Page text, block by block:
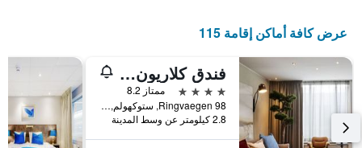
عرض كافة أماكن إقامة 115
فندق كلاريون ستوكهولم
4 نجوم
ممتاز 8.2
Ringvaegen 98, ستوكهولم, مقاطعة ستوكهولم, السويد
2.8 كيلومتر عن وسط المدينة